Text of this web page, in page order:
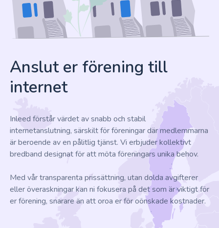
Anslut er förening till
internet
Inleed förstår värdet av snabb och stabil
internetanslutning, särskilt för föreningar där medlemmarna
är beroende av en pålitlig tjänst. Vi erbjuder kollektivt
bredband designat för att möta föreningars unika behov.
Med vår transparenta prissättning, utan dolda avgifterer
eller överaskningar kan ni fokusera på det som är viktigt för
er förening, snarare än att oroa er för oönskade kostnader.